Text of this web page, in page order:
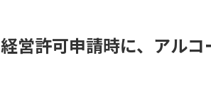
経営許可申請時に、アル